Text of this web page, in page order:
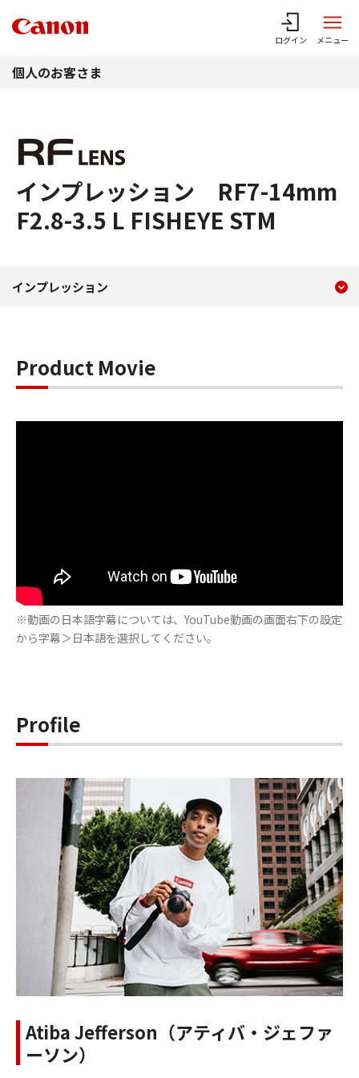
ログイン メニュー
個人のお客さま
インプレッション RF7-14mm
F2.8-3.5 L FISHEYE STM
インプレッション RF7-
インプレッション
Product Movie
※動画の日本語字幕については、YouTube動画の画面右下の設定
から字幕＞日本語を選択してください。
Profile
Atiba Jefferson（アティバ・ジェファ
ーソン）